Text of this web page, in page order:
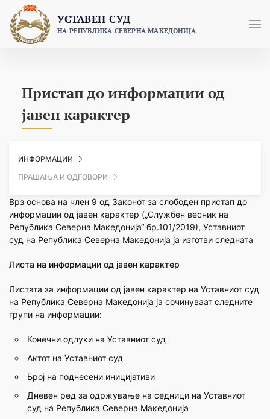
content
УСТАВЕН СУД
НА РЕПУБЛИКА СЕВЕРНА МАКЕДОНИЈА
Пристап до информации од
јавен карактер
ИНФОРМАЦИИ
ПРАШАЊА И ОДГОВОРИ
Врз основа на член 9 од Законот за слободен пристап до
информации од јавен карактер („Службен весник на
Република Северна Македонија“ бр.101/2019), Уставниот
суд на Република Северна Македонија ја изготви следната
Листа на информации од јавен карактер
Листата за информации од јавен карактер на Уставниот суд
на Република Северна Македонија ја сочинуваат следните
групи на информации:
Конечни одлуки на Уставниот суд
Актот на Уставниот суд
Број на поднесени иницијативи
Дневен ред за одржување на седници на Уставниот
суд на Република Северна Македонија